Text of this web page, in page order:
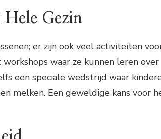
Gezin
er zijn ook veel activiteiten
waar ze kunnen leren over
een speciale wedstrijd waar
melken. Een geweldige kans voor